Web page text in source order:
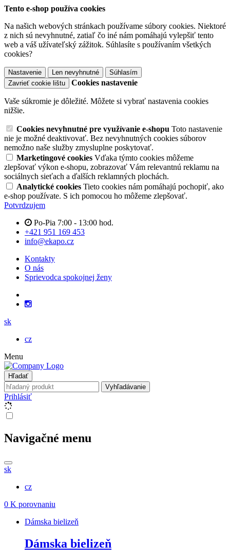
Tento e-shop používa cookies
Na našich webových stránkach používame súbory cookies. Niektoré
z nich sú nevyhnutné, zatiaľ čo iné nám pomáhajú vylepšiť tento
web a váš užívateľský zážitok. Súhlasíte s používaním všetkých
cookies?
Nastavenie Len nevyhnutné
Súhlasím
Zavrieť cookie lištu
Cookies nastavenie
Vaše súkromie je dôležité. Môžete si vybrať nastavenia cookies
nižšie.
Cookies nevyhnutné pre využívanie e-shopu Toto nastavenie
nie je možné deaktivovať. Bez nevyhnutných cookies súborov
nemožno naše služby zmysluplne poskytovať.
Marketingové cookies Vďaka týmto cookies môžeme
zlepšovať výkon e-shopu, zobrazovať Vám relevantnú reklamu na
sociálnych sieťach a ďalších reklamných plochách.
Analytické cookies Tieto cookies nám pomáhajú pochopiť, ako
e-shop používate. S ich pomocou ho môžeme zlepšovať.
Potvrdzujem
Po-Pia 7:00 - 13:00 hod.
+421 951 169 453
info@ekapo.cz
Kontakty
O nás
Sprievodca spokojnej ženy
sk
cz
Menu
Hľadať
Vyhľadávanie
Prihlásiť
Navigačné menu
sk
cz
0 K porovnaniu
Dámska bielizeň
Dámska bielizeň